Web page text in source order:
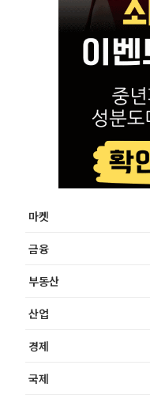
마켓
금융
부동산
산업
경제
국제